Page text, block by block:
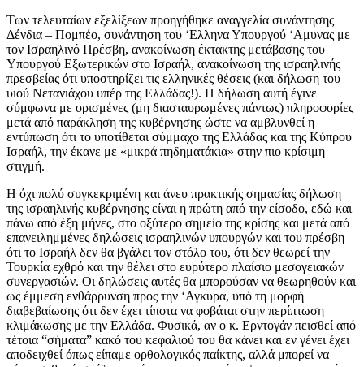
Των τελευταίων εξελίξεων προηγήθηκε αναγγελία συνάντησης
Δένδια – Πομπέο, συνάντηση του ‘Ελληνα Υπουργού ‘Αμυνας με
τον Ισραηλινό Πρέσβη, ανακοίνωση έκτακτης μετάβασης του
Υπουργού Εξωτερικών στο Ισραήλ, ανακοίνωση της ισραηλινής
πρεσβείας ότι υποστηρίζει τις ελληνικές θέσεις (και δήλωση του
υιού Νετανιάχου υπέρ της Ελλάδας!). Η δήλωση αυτή έγινε
σύμφωνα με ορισμένες (μη διασταυρωμένες πάντως) πληροφορίες
μετά από παράκληση της κυβέρνησης ώστε να αμβλυνθεί η
εντύπωση ότι το υποτίθεται σύμμαχο της Ελλάδας και της Κύπρου
Ισραήλ, την έκανε με «μικρά πηδηματάκια» στην πιο κρίσιμη
στιγμή.
Η όχι πολύ συγκεκριμένη και άνευ πρακτικής σημασίας δήλωση
της ισραηλινής κυβέρνησης είναι η πρώτη από την είσοδο, εδώ και
πάνω από έξη μήνες, στο οξύτερο σημείο της κρίσης και μετά από
επανειλημμένες δηλώσεις ισραηλινών υπουργών και του πρέσβη
ότι το Ισραήλ δεν θα βγάλει τον στόλο του, ότι δεν θεωρεί την
Τουρκία εχθρό και την θέλει στο ευρύτερο πλαίσιο μεσογειακών
συνεργασιών. Οι δηλώσεις αυτές θα μπορούσαν να θεωρηθούν και
ως έμμεση ενθάρρυνση προς την ‘Αγκυρα, υπό τη μορφή
διαβεβαίωσης ότι δεν έχει τίποτα να φοβάται στην περίπτωση
κλιμάκωσης με την Ελλάδα. Φυσικά, αν ο κ. Ερντογάν πεισθεί από
τέτοια “σήματα” κακό του κεφαλιού του θα κάνει και εν γένει έχει
αποδειχθεί όπως είπαμε ορθολογικός παίκτης, αλλά μπορεί να